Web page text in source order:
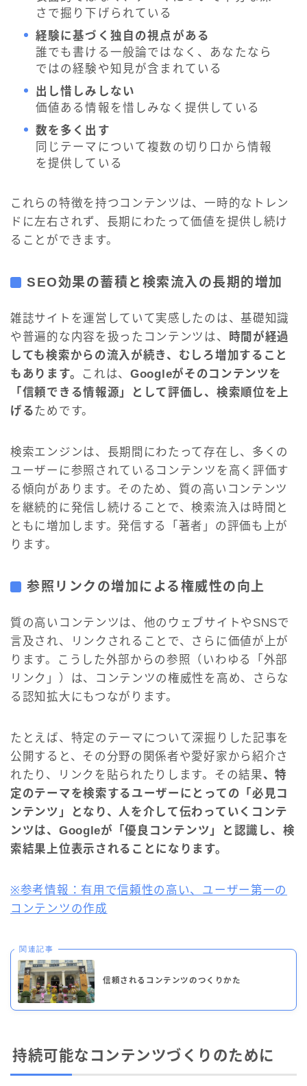
さで掘り下げられている
経験に基づく独自の視点がある
誰でも書ける一般論ではなく、あなたなら
ではの経験や知見が含まれている
出し惜しみしない
価値ある情報を惜しみなく提供している
数を多く出す
同じテーマについて複数の切り口から情報
を提供している
これらの特徴を持つコンテンツは、一時的なトレン
ドに左右されず、長期にわたって価値を提供し続け
ることができます。
SEO効果の蓄積と検索流入の長期的増加
雑誌サイトを運営していて実感したのは、基礎知識
や普遍的な内容を扱ったコンテンツは、
時間が経過
しても検索からの流入が続き、むしろ増加すること
もあります。
これは、Googleがそのコンテンツを
「信頼できる情報源」として評価し、検索順位を上
げるためです。
検索エンジンは、長期間にわたって存在し、多くの
ユーザーに参照されているコンテンツを高く評価す
る傾向があります。そのため、質の高いコンテンツ
を継続的に発信し続けることで、検索流入は時間と
ともに増加します。発信する「著者」の評価も上が
ります。
参照リンクの増加による権威性の向上
質の高いコンテンツは、他のウェブサイトやSNSで
言及され、リンクされることで、さらに価値が上が
ります。こうした外部からの参照（いわゆる「外部
リンク」）は、コンテンツの権威性を高め、さらな
る認知拡大にもつながります。
たとえば、特定のテーマについて深掘りした記事を
公開すると、その分野の関係者や愛好家から紹介さ
れたり、リンクを貼られたりします。その結果、特
定のテーマを検索するユーザーにとっての「必見コ
ンテンツ」となり、人を介して伝わっていくコンテ
ンツは、Googleが「優良コンテンツ」と認識し、検
索結果上位表示されることになります。
※参考情報：有用で信頼性の高い、ユーザー第一の
コンテンツの作成
関連記事
信頼されるコンテンツのつくりかた
持続可能なコンテンツづくりのために